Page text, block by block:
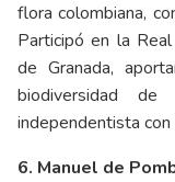
flora colombiana,
Participó en la
de Granada,
biodiversidad
independentista
6. Manuel de